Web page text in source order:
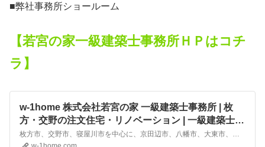
■弊社事務所ショールーム
【若宮の家一級建築士事務所ＨＰはコチ
ラ】
w-1home 株式会社若宮の家 一級建築士事務所 | 枚
方・交野の注文住宅・リノベーション | 一級建築士事
務所の「快住」プラン
枚方市、交野市、寝屋川市を中心に、京田辺市、八幡市、大東市、門真市などで注文住宅、分譲住宅、リノベーションを手掛ける株式会社若宮の家 一級建築士事務所です。土地の個性を活かしたオンリーワンの「快住」設計で、暮らしやすさとデザインを両立した住まいを提案。不動産売買もお任せください。